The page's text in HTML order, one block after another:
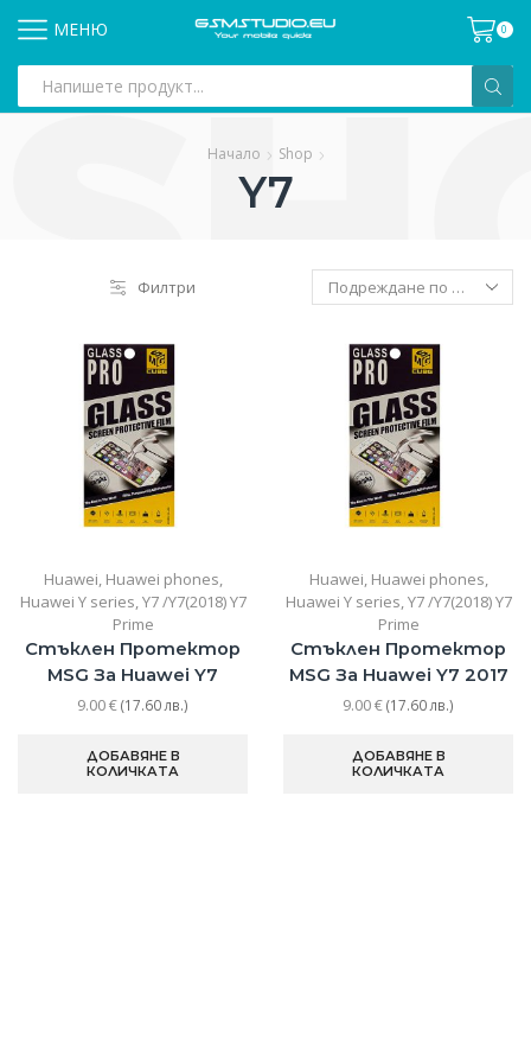
МЕНЮ 0
input
Начало Shop
Y7
Филтри
Huawei, Huawei phones,
Huawei Y series,Y7 /Y7(2018) Y7
Prime
Стъклен Протектор
MSG За Huawei Y7
9.00€(17.60 лв.)
ДОБАВЯНЕ В
КОЛИЧКАТА
Huawei, Huawei phones,
Huawei Y series,Y7 /Y7(2018) Y7
Prime
Стъклен Протектор
MSG За Huawei Y7 2017
9.00€(17.60 лв.)
ДОБАВЯНЕ В
КОЛИЧКАТА